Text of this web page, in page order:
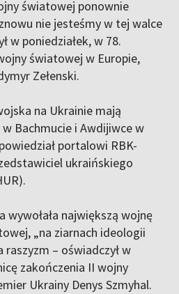
światowej ponownie
nie jesteśmy w tej walce
w poniedziałek, w 78.
światowej w Europie,
Zełenski.
na Ukrainie mają
Bachmucie i Awdijiwce w
portalowi RBK-
ukraińskiego
wywołała największą wojnę
„na ziarnach ideologii
raszyzm – oświadczył w
zakończenia II wojny
Ukrainy Denys Szmyhal.